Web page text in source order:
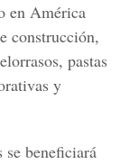
en América
construcción,
pastas
y
beneficiará